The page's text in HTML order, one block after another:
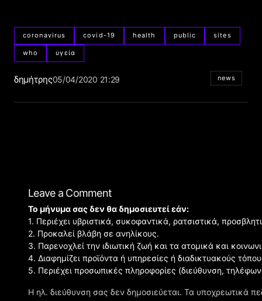
coronavirus covid-19 health public sites
who υγεία
δημήτρης05/04/2020 21:29 news
Leave a Comment
Η ηλ. διεύθυνση σας δεν δημοσιεύεται. Τα υποχρεωτικά
Το μήνυμα σας δεν θα δημοσιευτεί εάν:
1. Περιέχει υβριστικά, συκοφαντικά, ρατσιστικά,
2. Προκαλεί βλάβη σε ανηλίκους.
3. Παρενοχλεί την ιδιωτική ζωή και τα ατομικά και
4. Διαφημίζει προϊόντα ή υπηρεσίες ή διαδικτυακούς
5. Περιέχει προσωπικές πληροφορίες (διεύθυνση,